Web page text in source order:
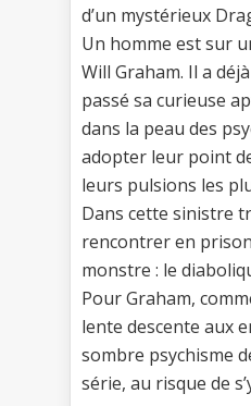
d’un mystérieux
Un homme est sur
Will Graham. Il a
passé sa curieuse
dans la peau des
adopter leur point
leurs pulsions les
Dans cette sinistre
rencontrer en
monstre : le
Pour Graham,
lente descente aux
sombre psychisme
série, au risque de